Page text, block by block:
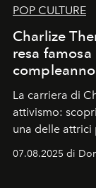
POP CULTURE
Charlize
resa
compleanno
La carriera di
attivismo:
una delle
07.08.2025 di